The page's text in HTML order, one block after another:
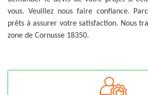
vous. Veuillez nous faire confiance.
prêts à assurer votre satisfaction. Nous
zone de Cornusse 18350.